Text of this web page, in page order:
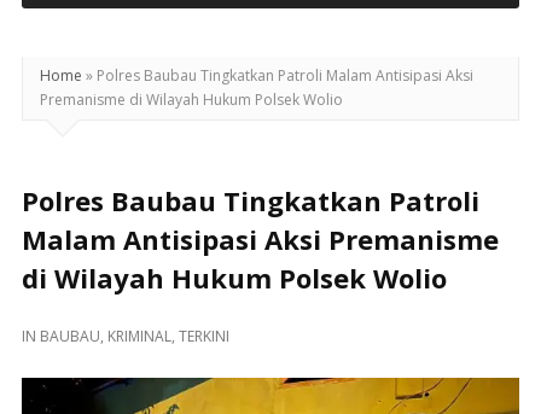
Home » Polres Baubau Tingkatkan Patroli Malam Antisipasi Aksi
Premanisme di Wilayah Hukum Polsek Wolio
Polres Baubau Tingkatkan Patroli
Malam Antisipasi Aksi Premanisme
di Wilayah Hukum Polsek Wolio
IN BAUBAU, KRIMINAL, TERKINI